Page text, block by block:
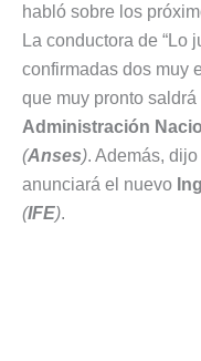
habló sobre los
La conductora de “Lo
confirmadas dos muy
que muy pronto saldrá
Administración
(Anses). Además,
anunciará el nuevo
(IFE).